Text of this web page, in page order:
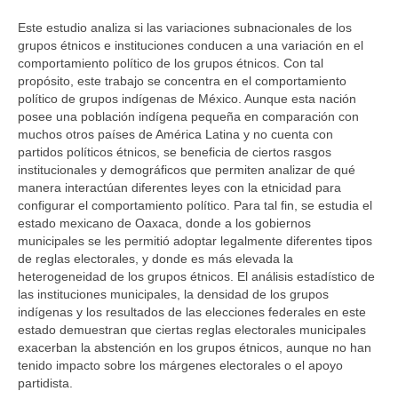
Este estudio analiza si las variaciones subnacionales de los
grupos étnicos e instituciones conducen a una variación en el
comportamiento político de los grupos étnicos. Con tal
propósito, este trabajo se concentra en el comportamiento
político de grupos indígenas de México. Aunque esta nación
posee una población indígena pequeña en comparación con
muchos otros países de América Latina y no cuenta con
partidos políticos étnicos, se beneficia de ciertos rasgos
institucionales y demográficos que permiten analizar de qué
manera interactúan diferentes leyes con la etnicidad para
configurar el comportamiento político. Para tal fin, se estudia el
estado mexicano de Oaxaca, donde a los gobiernos
municipales se les permitió adoptar legalmente diferentes tipos
de reglas electorales, y donde es más elevada la
heterogeneidad de los grupos étnicos. El análisis estadístico de
las instituciones municipales, la densidad de los grupos
indígenas y los resultados de las elecciones federales en este
estado demuestran que ciertas reglas electorales municipales
exacerban la abstención en los grupos étnicos, aunque no han
tenido impacto sobre los márgenes electorales o el apoyo
partidista.